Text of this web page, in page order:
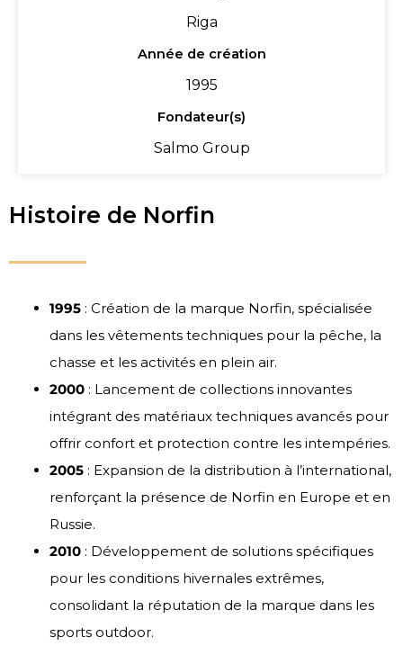
Riga
Année de création
1995
Fondateur(s)
Salmo Group
Histoire de Norfin
1995 : Création de la marque Norfin, spécialisée
dans les vêtements techniques pour la pêche, la
chasse et les activités en plein air.
2000 : Lancement de collections innovantes
intégrant des matériaux techniques avancés pour
offrir confort et protection contre les intempéries.
2005 : Expansion de la distribution à l’international,
renforçant la présence de Norfin en Europe et en
Russie.
2010 : Développement de solutions spécifiques
pour les conditions hivernales extrêmes,
consolidant la réputation de la marque dans les
sports outdoor.